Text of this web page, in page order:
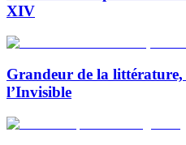
XIV
Grandeur de la
l’Invisible